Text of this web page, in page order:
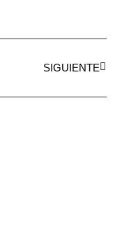
SIGUIENTE